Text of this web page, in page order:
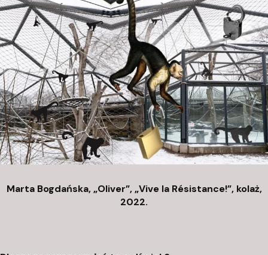
Marta Bogdańska, „Oliver”, „Vive la Résistance!”, kolaż,
2022.